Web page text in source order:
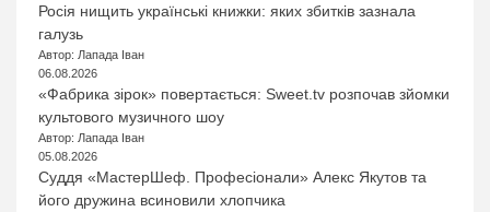
Росія нищить українські книжки: яких збитків зазнала
галузь
Автор: Лапада Іван
06.08.2026
«Фабрика зірок» повертається: Sweet.tv розпочав зйомки
культового музичного шоу
Автор: Лапада Іван
05.08.2026
Суддя «МастерШеф. Професіонали» Алекс Якутов та
його дружина всиновили хлопчика